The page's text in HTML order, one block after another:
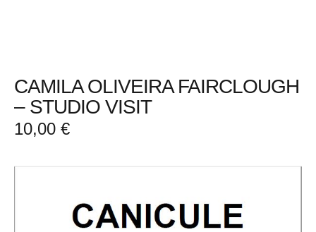
CAMILA OLIVEIRA FAIRCLOUGH
– STUDIO VISIT
10,00 €